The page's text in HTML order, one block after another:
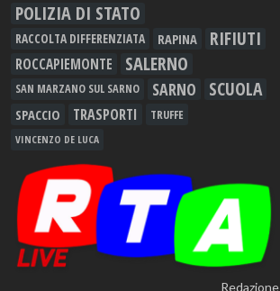
POLIZIA DI STATO
RACCOLTA DIFFERENZIATA RAPINA RIFIUTI
ROCCAPIEMONTE SALERNO
SAN MARZANO SUL SARNO SARNO SCUOLA
SPACCIO TRASPORTI TRUFFE
VINCENZO DE LUCA
Redazione